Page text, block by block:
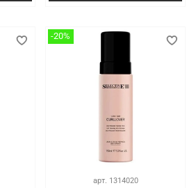
-20%
арт. 1314020